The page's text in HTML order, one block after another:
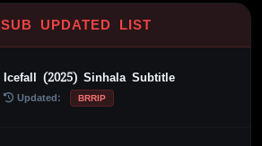
SUB UPDATED LIST
Icefall (2025) Sinhala Subtitle
Updated: BRRIP